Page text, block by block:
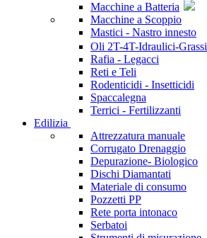
Macchine a Batteria
Macchine a Scoppio
Mastici - Nastro innesto
Oli 2T-4T-Idraulici-Grassi
Rafia - Legacci
Reti e Teli
Rodenticidi - Insetticidi
Spaccalegna
Terrici - Fertilizzanti
Edilizia
Attrezzatura manuale
Corrugato Drenaggio
Depurazione- Biologico
Dischi Diamantati
Materiale di consumo
Pozzetti PP
Rete porta intonaco
Serbatoi